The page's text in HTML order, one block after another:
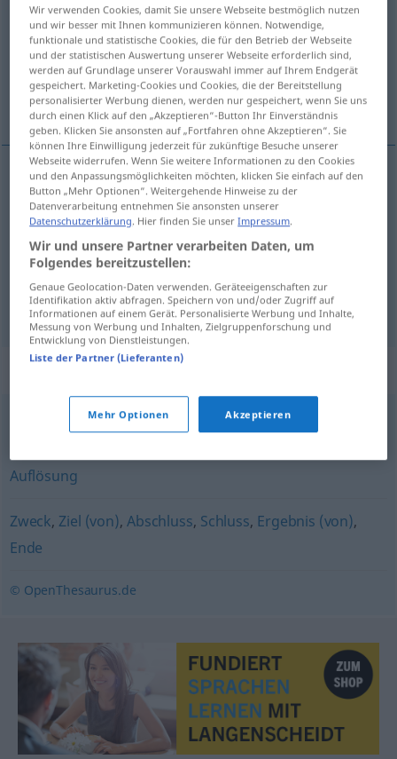
Ausgangm
Übersicht aller Übersetzungen
(Für mehr Details die Übersetzung anklicken/antippen)
излаз, завршетак, резултат
излаз Ausgang
завршетак Ausgang
резултат Ausgang Ergebnis
Synonyme für "Ausgang"
,Endergebnis,Fazit ,Ergebnis
Auflösung
Zweck, Ziel (von),Abschluss, Schluss, Ergebnis (von),
Ende
© OpenThesaurus.de
Wir verwenden Cookies, damit Sie unsere Webseite bestmöglich nutzen
und wir besser mit Ihnen kommunizieren können. Notwendige,
funktionale und statistische Cookies, die für den Betrieb der Webseite
und der statistischen Auswertung unserer Webseite erforderlich sind,
werden auf Grundlage unserer Vorauswahl immer auf Ihrem Endgerät
gespeichert. Marketing-Cookies und Cookies, die der Bereitstellung
personalisierter Werbung dienen, werden nur gespeichert, wenn Sie uns
durch einen Klick auf den „Akzeptieren“-Button Ihr Einverständnis
geben. Klicken Sie ansonsten auf „Fortfahren ohne Akzeptieren“. Sie
können Ihre Einwilligung jederzeit für zukünftige Besuche unserer
Webseite widerrufen. Wenn Sie weitere Informationen zu den Cookies
und den Anpassungsmöglichkeiten möchten, klicken Sie einfach auf den
Button „Mehr Optionen“. Weitergehende Hinweise zu der
Datenverarbeitung entnehmen Sie ansonsten unserer
Datenschutzerklärung. Hier finden Sie unserImpressum.
Wir und unsere Partner verarbeiten Daten, um
Folgendes bereitzustellen:
Genaue Geolocation-Daten verwenden. Geräteeigenschaften zur
Identifikation aktiv abfragen. Speichern von und/oder Zugriff auf
Informationen auf einem Gerät. Personalisierte Werbung und Inhalte,
Messung von Werbung und Inhalten, Zielgruppenforschung und
Entwicklung von Dienstleistungen.
Liste der Partner (Lieferanten)
Mehr Optionen Akzeptieren